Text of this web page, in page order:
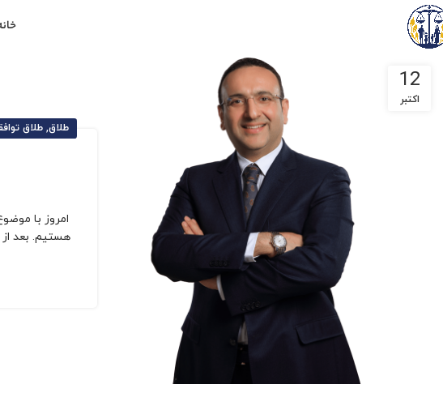
12
اکتبر
طلاق,طلاق
امروز با
هستیم. بعد